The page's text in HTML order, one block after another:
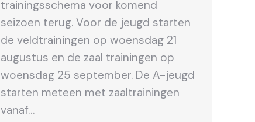
trainingsschema voor komend
seizoen terug. Voor de jeugd starten
de veldtrainingen op woensdag 21
augustus en de zaal trainingen op
woensdag 25 september. De A-jeugd
starten meteen met zaaltrainingen
vanaf…